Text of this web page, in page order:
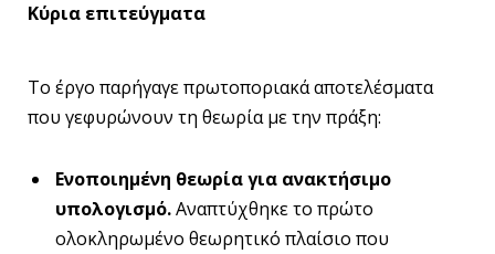
Κύρια επιτεύγματα
Το έργο παρήγαγε πρωτοποριακά αποτελέσματα
που γεφυρώνουν τη θεωρία με την πράξη:
Ενοποιημένη θεωρία για ανακτήσιμο
υπολογισμό.Αναπτύχθηκε το πρώτο
ολοκληρωμένο θεωρητικό πλαίσιο που